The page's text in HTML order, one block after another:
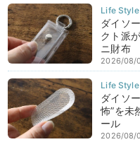
ダイソ
クト派
ニ財布
2026/08/
ダイソ
怖”を未
ール
2026/08/